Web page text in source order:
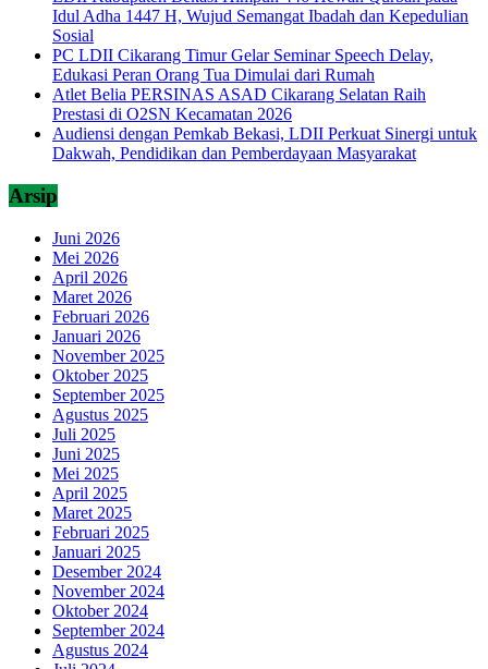
Idul Adha 1447 H, Wujud Semangat Ibadah dan Kepedulian
Sosial
PC LDII Cikarang Timur Gelar Seminar Speech Delay,
Edukasi Peran Orang Tua Dimulai dari Rumah
Atlet Belia PERSINAS ASAD Cikarang Selatan Raih
Prestasi di O2SN Kecamatan 2026
Audiensi dengan Pemkab Bekasi, LDII Perkuat Sinergi untuk
Dakwah, Pendidikan dan Pemberdayaan Masyarakat
Arsip
Juni 2026
Mei 2026
April 2026
Maret 2026
Februari 2026
Januari 2026
November 2025
Oktober 2025
September 2025
Agustus 2025
Juli 2025
Juni 2025
Mei 2025
April 2025
Maret 2025
Februari 2025
Januari 2025
Desember 2024
November 2024
Oktober 2024
September 2024
Agustus 2024